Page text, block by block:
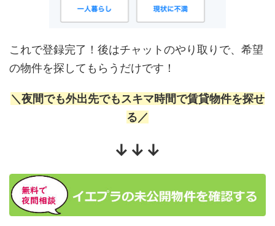
これで登録完了！後はチャットのやり取りで、希望
の物件を探してもらうだけです！
＼夜間でも外出先でもスキマ時間で賃貸物件を探せ
る／
↓↓↓